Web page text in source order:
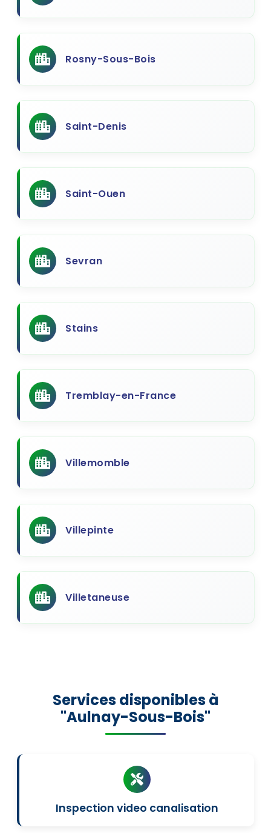
Rosny-Sous-Bois
Saint-Denis
Saint-Ouen
Sevran
Stains
Tremblay-en-France
Villemomble
Villepinte
Villetaneuse
Services disponibles à
"Aulnay-Sous-Bois"
Inspection video canalisation